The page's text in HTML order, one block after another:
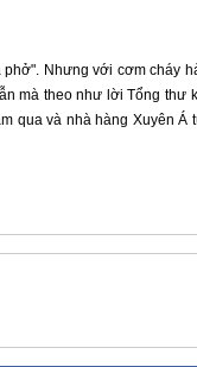
Nhưng với cơm cháy
mà theo như lời Tổng thư
qua và nhà hàng Xuyên Á